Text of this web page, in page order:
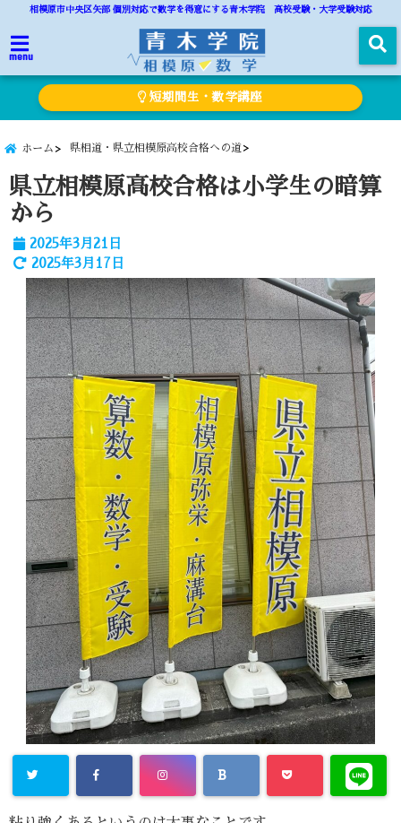
相模原市中央区矢部 個別対応で数学を得意にする青木学院 高校受験・大学受験対応
menu
短期間生・数学講座
ホーム 県相道・県立相模原高校合格への道
県立相模原高校合格は小学生の暗算
から
2025年3月21日
2025年3月17日